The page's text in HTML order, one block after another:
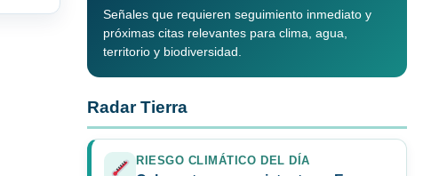
Señales que requieren seguimiento inmediato y
próximas citas relevantes para clima, agua,
territorio y biodiversidad.
Radar Tierra
RIESGO CLIMÁTICO DEL DÍA